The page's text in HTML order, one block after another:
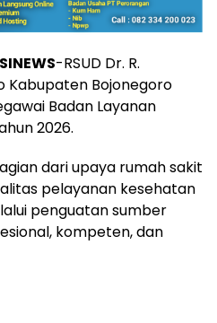
-RSUD Dr. R.
Kabupaten Bojonegoro
Badan Layanan
2026.
dari upaya rumah sakit
pelayanan kesehatan
penguatan sumber
kompeten, dan